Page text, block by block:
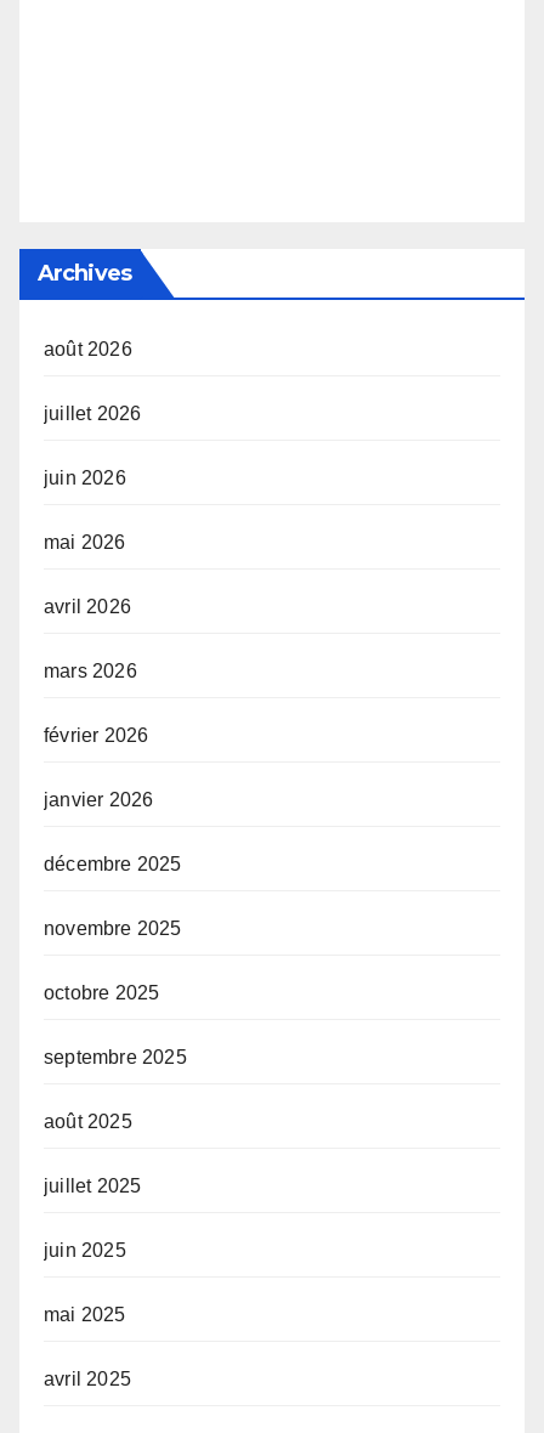
Archives
août 2026
juillet 2026
juin 2026
mai 2026
avril 2026
mars 2026
février 2026
janvier 2026
décembre 2025
novembre 2025
octobre 2025
septembre 2025
août 2025
juillet 2025
juin 2025
mai 2025
avril 2025